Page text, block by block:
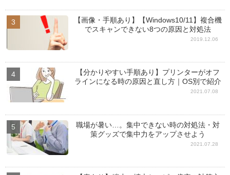
【画像・手順あり】【Windows10/11】複合機
でスキャンできない8つの原因と対処法
2019.12.06
【分かりやすい手順あり】プリンターがオフ
ラインになる時の原因と直し方｜OS別で紹介
2021.07.08
職場が暑い…。集中できない時の対処法・対
策グッズで集中力をアップさせよう
2021.07.28